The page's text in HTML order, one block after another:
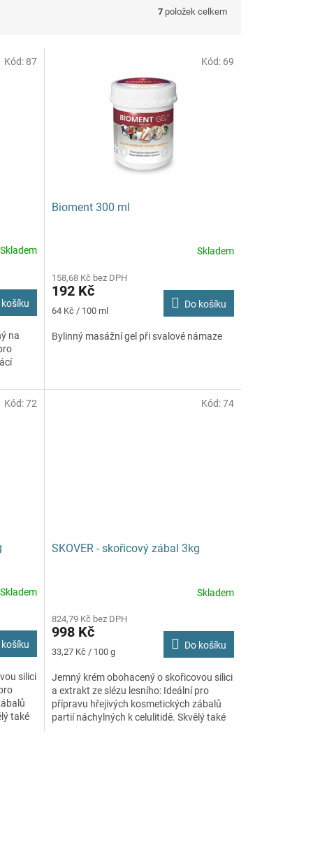
7 položek celkem
Skladem
košíku
na
Kód: 87
Bioment 300 ml
Skladem
158,68 Kč bez DPH
192 Kč
Měrná
64 Kč / 100 ml
Do košíku
Bylinný masážní gel při svalové námaze
Kód: 69
Skladem
košíku
silici
také
Kód:72
SKOVER - skořicový zábal 3kg
produktu
je
5,0
5
hvězdiček.
Skladem
824,79 Kč bez DPH
998 Kč
Měrná
33,27 Kč / 100 g
Do košíku
Jemný krém obohacený o skořicovou silici
a extrakt ze slézu lesního: Ideální pro
přípravu hřejivých kosmetických zábalů
partií náchylných k celulitidě. Skvělý také
Kód:74